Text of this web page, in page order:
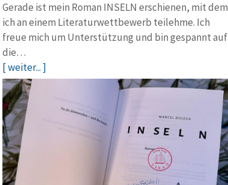
Gerade ist mein Roman INSELN erschienen, mit dem
ich an einem Literaturwettbewerb teilehme. Ich
freue mich um Unterstützung und bin gespannt auf
die…
[ weiter... ]